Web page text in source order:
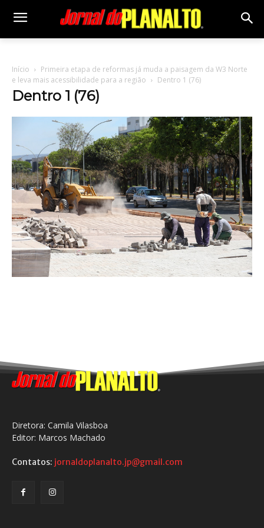
Início
Primeira etapa de reformas já muda a paisagem da W3 Norte
e leva mais acessibilidade para a região
Dentro 1 (76)
Dentro 1 (76)
Diretora: Camila Vilasboa
Editor: Marcos Machado
Contatos: jornaldoplanalto.jp@gmail.com